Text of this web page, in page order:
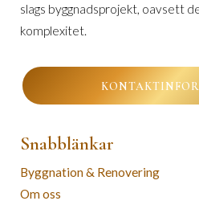
slags byggnadsprojekt, oavsett
komplexitet.
Snabblänkar
Byggnation & Renovering
Om oss